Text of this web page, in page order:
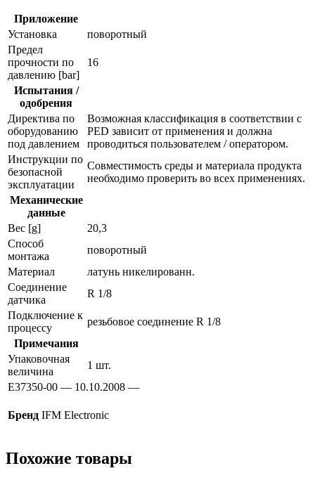
e37350
Приложение
Установка
поворотный
Предел
прочности по
давлению [bar]
16
Испытания /
одобрения
Директива по
оборудованию
под давлением
Возможная классификация в соответствии с
PED зависит от применения и должна
проводиться пользователем / оператором.
Инструкции по
безопасной
эксплуатации
Совместимость среды и материала продукта
необходимо проверить во всех применениях.
Механические
данные
Вес [g]
20,3
Способ
монтажа
поворотный
Материал
латунь никелированн.
Соединение
датчика
R 1/8
Подключение к
процессу
резьбовое соединение R 1/8
Примечания
Упаковочная
величина
1 шт.
E37350-00 — 10.10.2008 —
Бренд IFM Electronic
Похожие товары